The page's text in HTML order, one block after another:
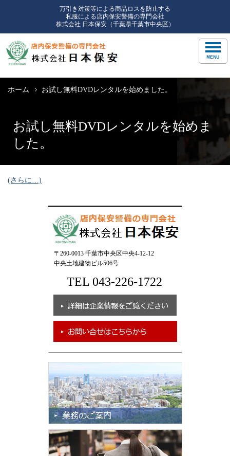
万引き対策等による商品ロスを防止する
私服による店内保安警備の専門会社
株式会社 日本保安（千葉県千葉市中央区）
ホーム お試し無料DVDレンタルを始めました。
お試し無料DVDレンタルを始めま
した。
(さらに…)
〒260-0013 千葉市中央区中央4-12-12
中央土地建物ビル506号
TEL 043-226-1722